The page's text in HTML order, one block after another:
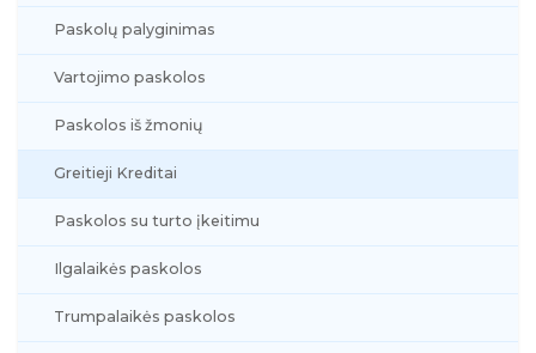
Paskolų palyginimas
Vartojimo paskolos
Paskolos iš žmonių
Greitieji Kreditai
Paskolos su turto įkeitimu
Ilgalaikės paskolos
Trumpalaikės paskolos